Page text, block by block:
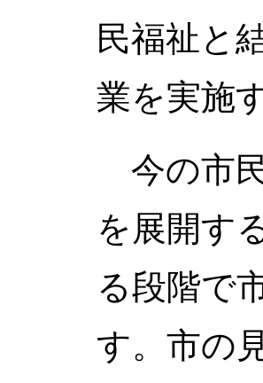
民福祉と
業を実施
今の市
を展開す
る段階で
す。市の